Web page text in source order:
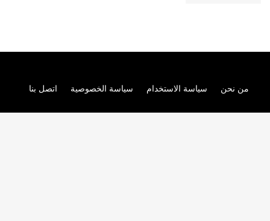
من نحن سياسة الاستخدام سياسة الخصوصية اتصل بنا